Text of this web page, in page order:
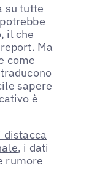
su tutte
il che
Ma
come
sapere
è
distacca
, i dati
rumore